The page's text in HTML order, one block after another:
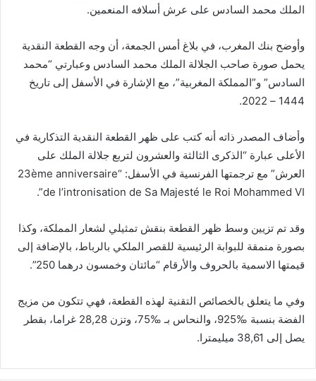
الملك محمد السادس على عرش أسلافه المنعمين.
وأوضح بنك المغرب، في بلاغ أمس الجمعة، أن وجه القطعة النقدية
يحمل صورة صاحب الجلالة الملك محمد السادس وعبارتي “محمد
السادس” و”المملكة المغربية”، مع الإشارة في الأسفل إلى تاريخ
1444 – 2022.
وأضاف المصدر ذاته أنه كتب على ظهر القطعة النقدية التذكارية في
الأعلى عبارة “الذكرى الثالثة والعشرون لتربع جلالة الملك على
العرش” مع ترجمتها الفرنسية في الأسفل: “23ème anniversaire
de l’intronisation de Sa Majesté le Roi Mohammed VI”.
وقد تم تزيين وسط ظهر القطعة بنقش تمثيلي لشعار المملكة، وكذا
بصورة منمقة للبوابة الرئيسية للقصر الملكي بالرباط، بالإضافة إلى
قيمتها الاسمية بالحروف والأرقام “مائتان وخمسون درهما 250”.
وفي ما يتعلق بالخصائص التقنية لهذه القطعة، فهي تتكون من مزيج
الفضة بنسبة ‰925، والنحاس بـ ‰75، وتزن 28,28 غراما، بقطر
يصل إلى 38,61 ميليمترا.